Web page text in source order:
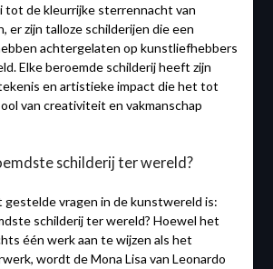
tot de kleurrijke sterrennacht van
er zijn talloze schilderijen die een
achtergelaten op kunstliefhebbers
Elke beroemde schilderij heeft zijn
en artistieke impact die het tot
van creativiteit en vakmanschap
schilderij ter wereld?
gestelde vragen in de kunstwereld is:
schilderij ter wereld? Hoewel het
één werk aan te wijzen als het
wordt de Mona Lisa van Leonardo